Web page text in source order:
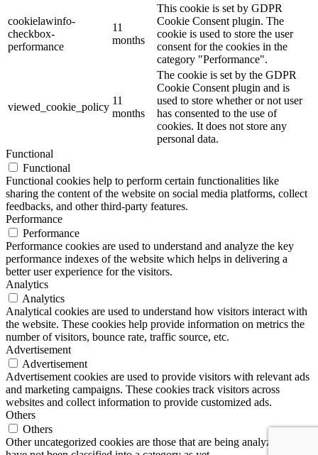
cookielawinfo-
checkbox-
performance
11
months
This cookie is set by GDPR
Cookie Consent plugin. The
cookie is used to store the user
consent for the cookies in the
category "Performance".
viewed_cookie_policy
11
months
The cookie is set by the GDPR
Cookie Consent plugin and is
used to store whether or not user
has consented to the use of
cookies. It does not store any
personal data.
Functional
Functional
Functional cookies help to perform certain functionalities like
sharing the content of the website on social media platforms, collect
feedbacks, and other third-party features.
Performance
Performance
Performance cookies are used to understand and analyze the key
performance indexes of the website which helps in delivering a
better user experience for the visitors.
Analytics
Analytics
Analytical cookies are used to understand how visitors interact with
the website. These cookies help provide information on metrics the
number of visitors, bounce rate, traffic source, etc.
Advertisement
Advertisement
Advertisement cookies are used to provide visitors with relevant ads
and marketing campaigns. These cookies track visitors across
websites and collect information to provide customized ads.
Others
Others
Other uncategorized cookies are those that are being analyzed and